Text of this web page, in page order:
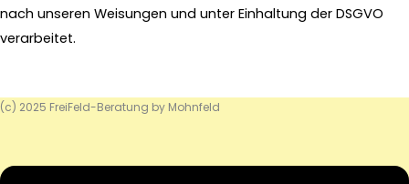
nach unseren Weisungen und unter Einhaltung der DSGVO
verarbeitet.
(c) 2025 FreiFeld-Beratung by Mohnfeld